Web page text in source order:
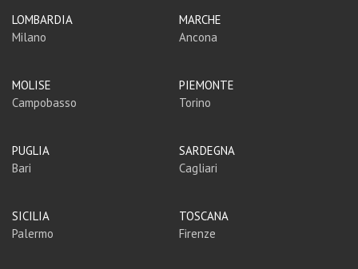
LOMBARDIA
Milano
MARCHE
Ancona
MOLISE
Campobasso
PIEMONTE
Torino
PUGLIA
Bari
SARDEGNA
Cagliari
SICILIA
Palermo
TOSCANA
Firenze